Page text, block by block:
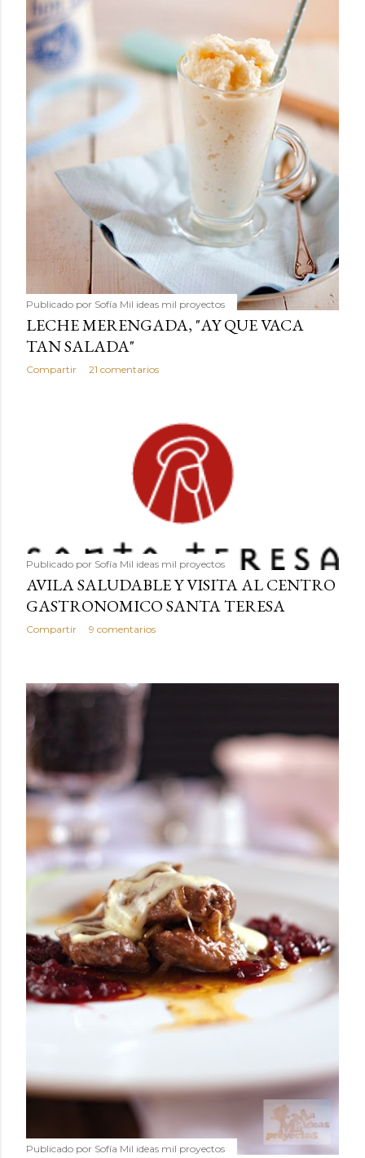
Publicado por Sofía Mil ideas mil proyectos
LECHE MERENGADA, "AY QUE VACA
TAN SALADA"
Compartir 21 comentarios
Publicado por Sofía Mil ideas mil proyectos
AVILA SALUDABLE Y VISITA AL CENTRO
GASTRONOMICO SANTA TERESA
Compartir 9 comentarios
Publicado por Sofía Mil ideas mil proyectos